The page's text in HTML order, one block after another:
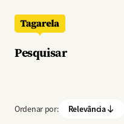
Pesquisar
Ordenar por: Relevância